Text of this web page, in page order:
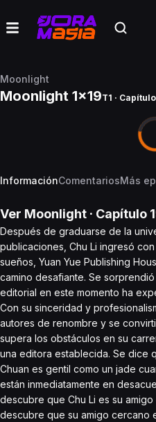
Moonlight
Moonlight 1x19T1 ·
InformaciónComentariosMás
Ver Moonlight · Capítulo
Después de graduarse de la
publicaciones, Chu Li ingresó
sueños, Yuan Yue Publishing
camino desafiante. Se
editorial en este momento ha
Con su sinceridad y
autores de renombre y se
supera los obstáculos en su
una editora establecida. Se dice
Chuan es gentil como un jade
están inmediatamente en
descubre que Chu Li es su
descubre que su amigo cercano